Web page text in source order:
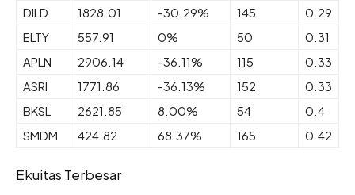
DILD
1828.01 -30.29% 145
0.29
ELTY
557.91 0% 50
0.31
APLN
2906.14 -36.11% 115
0.33
ASRI
1771.86 -36.13% 152
0.33
BKSL
2621.85 8.00% 54
0.4
SMDM
424.82 68.37% 165 0.42
Ekuitas Terbesar